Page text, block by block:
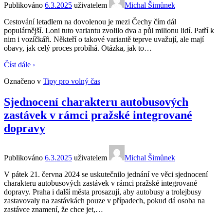
Publikováno 6.3.2025 uživatelem
Michal Šimůnek
Cestování letadlem na dovolenou je mezi Čechy čím dál
populárnější. Loni tuto variantu zvolilo dva a půl milionu lidí. Patří k
nim i vozíčkáři. Někteří o takové variantě teprve uvažují, ale mají
obavy, jak celý proces probíhá. Otázka, jak to…
Číst dále ›
Označeno v Tipy pro volný čas
Sjednocení charakteru autobusových
zastávek v rámci pražské integrované
dopravy
Publikováno 6.3.2025 uživatelem
Michal Šimůnek
V pátek 21. června 2024 se uskutečnilo jednání ve věci sjednocení
charakteru autobusových zastávek v rámci pražské integrované
dopravy. Praha i další města prosazují, aby autobusy a trolejbusy
zastavovaly na zastávkách pouze v případech, pokud dá osoba na
zastávce znamení, že chce jet,…